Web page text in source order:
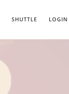
SHUTTLE LOGIN